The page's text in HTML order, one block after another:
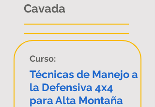
Cavada
Curso:
Técnicas de Manejo a
la Defensiva 4x4
para Alta Montaña